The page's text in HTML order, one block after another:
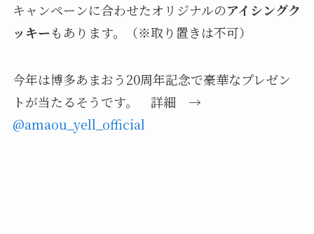
キャンペーンに合わせたオリジナルのアイシングク
ッキーもあります。（※取り置きは不可）
今年は博多あまおう20周年記念で豪華なプレゼン
トが当たるそうです。 詳細 →
@amaou_yell_official